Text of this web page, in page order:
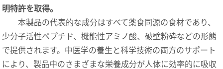
明特許を取得。
本製品の代表的な成分はすべて薬食同源の食材であり、
少分子活性ペプチド、機能性アミノ酸、破壁粉砕などの形態
で提供されます。中医学の養生と科学技術の両方のサポート
により、製品中のさまざまな栄養成分が人体に効率的に吸収